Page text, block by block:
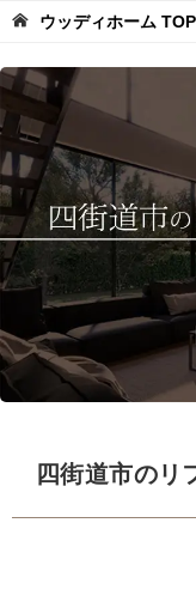
ウッディホーム TOP
四街道市のリ